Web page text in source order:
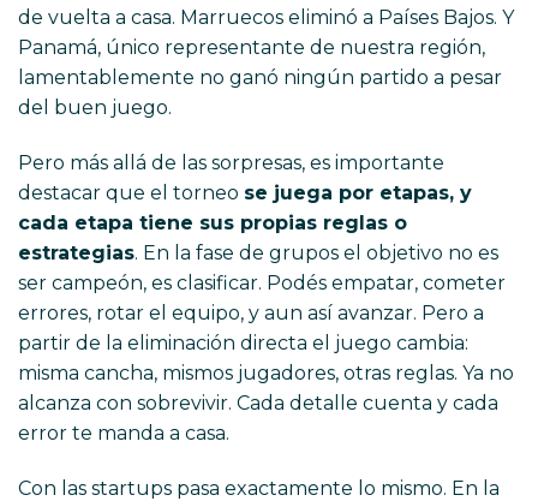
de vuelta a casa. Marruecos eliminó a Países Bajos. Y
Panamá, único representante de nuestra región,
lamentablemente no ganó ningún partido a pesar
del buen juego.
Pero más allá de las sorpresas, es importante
destacar que el torneo se juega por etapas, y
cada etapa tiene sus propias reglas o
estrategias. En la fase de grupos el objetivo no es
ser campeón, es clasificar. Podés empatar, cometer
errores, rotar el equipo, y aun así avanzar. Pero a
partir de la eliminación directa el juego cambia:
misma cancha, mismos jugadores, otras reglas. Ya no
alcanza con sobrevivir. Cada detalle cuenta y cada
error te manda a casa.
Con las startups pasa exactamente lo mismo. En la